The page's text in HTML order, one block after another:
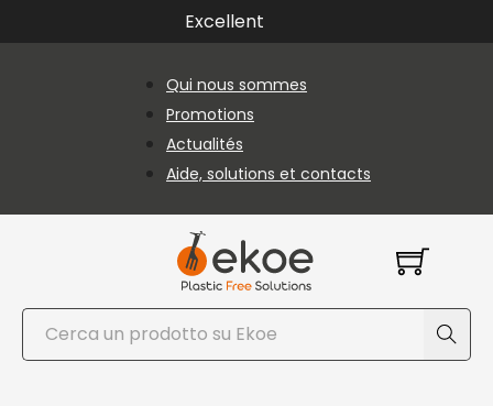
Passer au contenu principal
Passer au pied de page
Excellent
Qui nous sommes
Promotions
Actualités
Aide, solutions et contacts
Rechercher